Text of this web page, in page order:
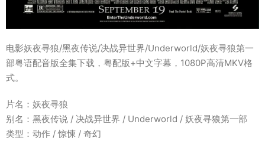
电影妖夜寻狼/黑夜传说/决战异世界/Underworld/妖夜寻狼第一
部粤语配音版全集下载，粤配版+中文字幕，1080P高清MKV格
式。
片名：妖夜寻狼
别名：黑夜传说 / 决战异世界 / Underworld / 妖夜寻狼第一部
类型：动作 / 惊悚 / 奇幻